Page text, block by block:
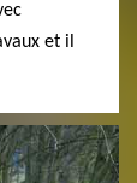
et il